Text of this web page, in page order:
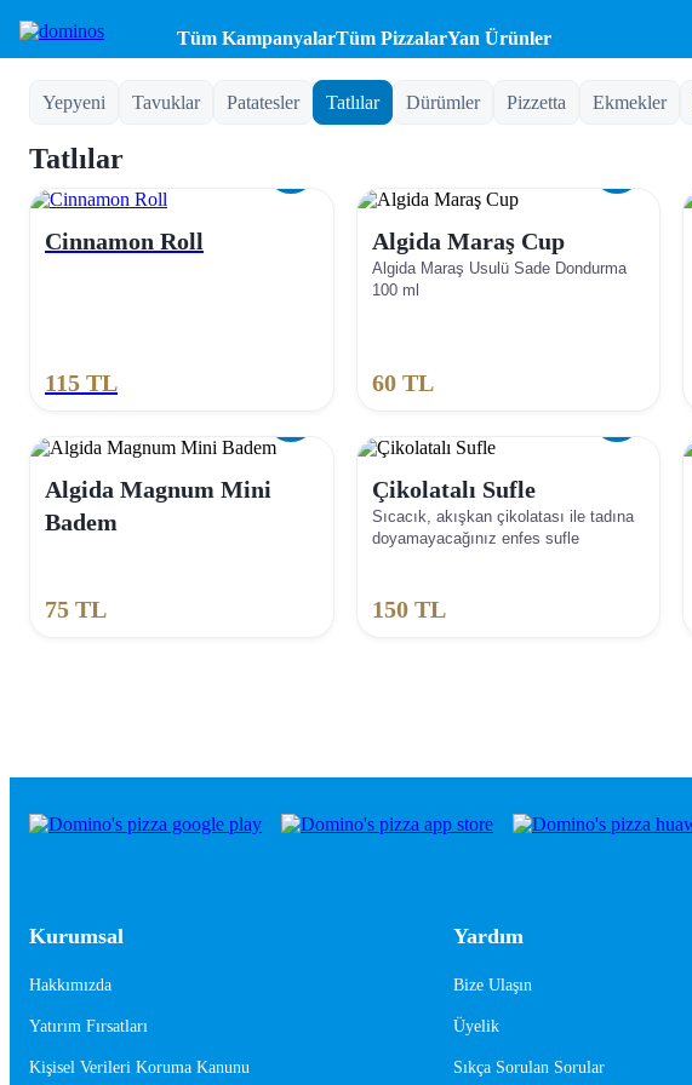
Tüm KampanyalarTüm PizzalarYan Ürünler
Yepyeni Tavuklar Patatesler Tatlılar Dürümler Pizzetta Ekmekler
Tatlılar
Cinnamon Roll
115 TL
Algida Maraş Cup
Algida Maraş Usulü Sade Dondurma
100 ml
60TL
Algida Magnum Mini
Badem
75 TL
Çikolatalı Sufle
Sıcacık, akışkan çikolatası ile tadına
doyamayacağınız enfes sufle
150TL
Kurumsal
Hakkımızda
Yatırım Fırsatları
Kişisel Verileri Koruma Kanunu
Yardım
Bize Ulaşın
Üyelik
Sıkça Sorulan Sorular